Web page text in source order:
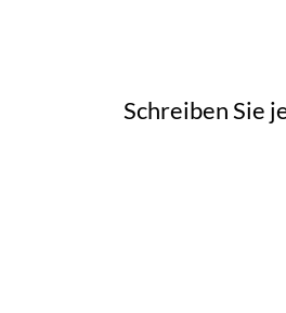
Schreiben Sie